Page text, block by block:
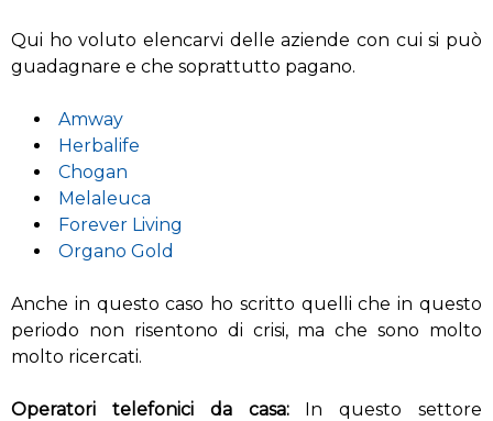
Qui ho voluto elencarvi delle aziende con cui si può
guadagnare e che soprattutto pagano.
Amway
Herbalife
Chogan
Melaleuca
Forever Living
Organo Gold
Anche in questo caso ho scritto quelli che in questo
periodo non risentono di crisi, ma che sono molto
molto ricercati.
Operatori telefonici da casa:In questo settore